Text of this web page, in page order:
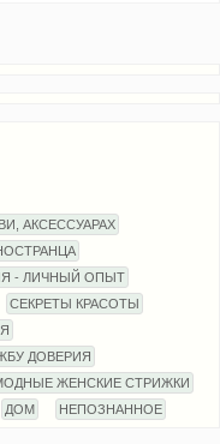
АКСЕССУАРАХ
- ЛИЧНЫЙ ОПЫТ
СЕКРЕТЫ КРАСОТЫ
ДОВЕРИЯ
ЖЕНСКИЕ СТРИЖКИ
ДОМ НЕПОЗНАННОЕ